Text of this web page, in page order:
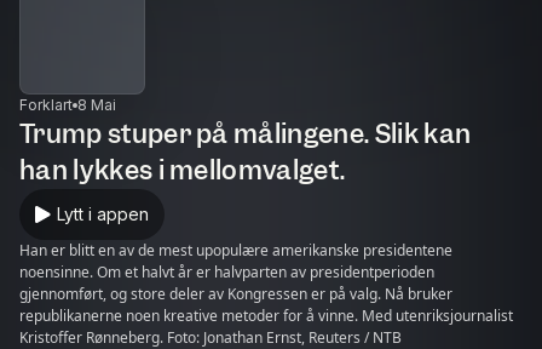
Forklart 8 Mai
Trump stuper på målingene. Slik kan
han lykkes i mellomvalget.
Lytt i appen
Han er blitt en av de mest upopulære amerikanske presidentene
noensinne. Om et halvt år er halvparten av presidentperioden
gjennomført, og store deler av Kongressen er på valg. Nå bruker
republikanerne noen kreative metoder for å vinne. Med utenriksjournalist
Kristoffer Rønneberg. Foto: Jonathan Ernst, Reuters / NTB